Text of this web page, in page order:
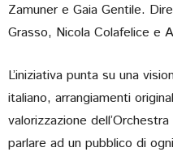
Zamuner e Gaia Gentile.
Grasso, Nicola Colafelice e
L’iniziativa punta su una
italiano, arrangiamenti
valorizzazione
parlare ad un pubblico di